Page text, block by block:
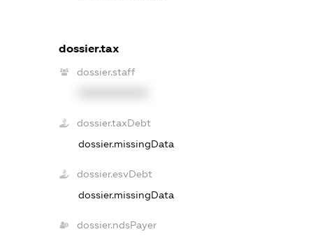
dossier.tax
dossier.staff
dossier.taxDebt
dossier.missingData
dossier.esvDebt
dossier.missingData
dossier.ndsPayer